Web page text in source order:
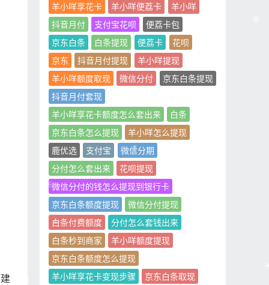
羊小咩享花卡 羊小咩便荔卡
羊小咩
抖音月付
支付宝花呗
便荔卡包
京东白条
白条提现 便荔卡
花呗
京东
抖音月付提现
羊小咩提现
羊小咩额度取现
微信分付
京东白条提现
抖音月付套现
羊小咩享花卡额度怎么套出来
白条
京东白条怎么提现
羊小咩怎么提现
鹿优选
支付宝
微信分期
分付怎么套出来
花呗提现
微信分付的钱怎么提现到银行卡
京东白条额度提现
微信分付提现
白条付费额度
分付怎么套钱出来
白条秒到商家
羊小咩额度提现
京东白条额度怎么提现
羊小咩享花卡变现步骤
京东白条取现